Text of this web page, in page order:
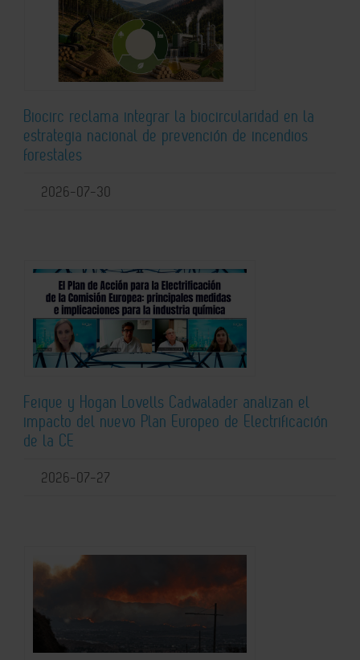
Biocirc reclama integrar la biocircularidad en la
estrategia nacional de prevención de incendios
forestales
2026-07-30
Feique y Hogan Lovells Cadwalader analizan el
impacto del nuevo Plan Europeo de Electrificación
de la CE
2026-07-27